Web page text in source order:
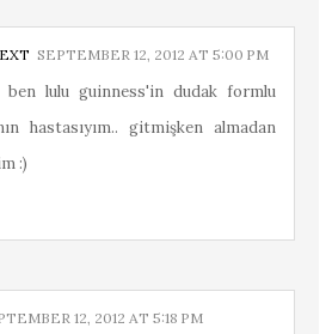
SEPTEMBER 12, 2012 AT 5:00 PM
ben lulu guinness'in dudak formlu
hastasıyım.. gitmişken almadan
:)
12, 2012 AT 5:18 PM